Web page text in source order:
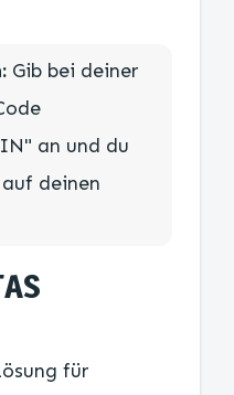
Gib bei deiner
an und du
deinen
für